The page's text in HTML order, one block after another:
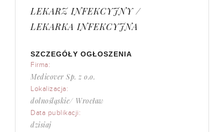
LEKARZ INFEKCYJNY /
LEKARKA INFEKCYJNA
SZCZEGÓŁY OGŁOSZENIA
Firma:
Medicover Sp. z o.o.
Lokalizacja:
dolnośląskie/ Wrocław
Data publikacji:
dzisiaj